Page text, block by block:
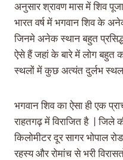
अनुसार श्रावण मास में शिव
भारत वर्ष में भगवान शिव के
जिनमे अनेक स्थान बहुत
ऐसे हैं जहां के बारे में लोग बहुत
स्थलों में कुछ अत्यंत दुर्लभ स्थल
भगवान शिव का ऐसा ही एक
राहतगढ़ में विराजित है | जिले
किलोमीटर दूर सागर भोपाल
रहस्य और रोमांच से भरी